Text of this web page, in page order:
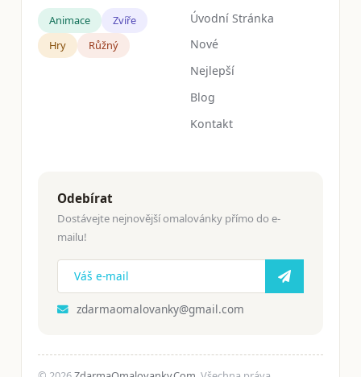
Animace
Zvíře
Hry
Růžný
Úvodní Stránka
Nové
Nejlepší
Blog
Kontakt
Odebírat
Dostávejte nejnovější omalovánky přímo do e-
mailu!
zdarmaomalovanky@gmail.com